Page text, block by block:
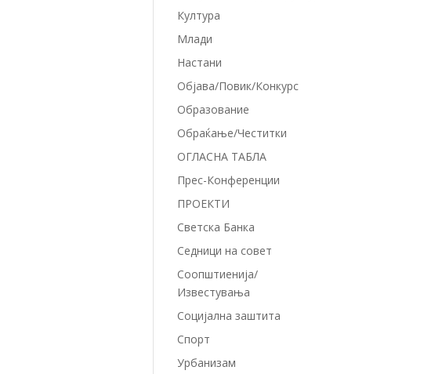
Култура
Млади
Настани
Објава/Повик/Конкурс
Образование
Обраќање/Честитки
ОГЛАСНА ТАБЛА
Прес-Конференции
ПРОЕКТИ
Светска Банка
Седници на совет
Соопштиенија/
Известувања
Социјална заштита
Спорт
Урбанизам